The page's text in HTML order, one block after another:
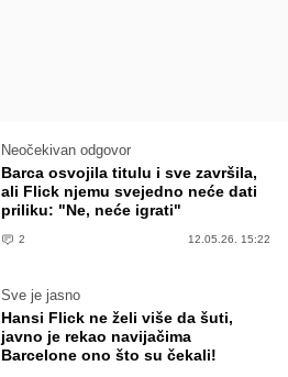
Neočekivan odgovor
Barca osvojila titulu i sve završila,
ali Flick njemu svejedno neće dati
priliku: "Ne, neće igrati"
2 12.05.26. 15:22
Sve je jasno
Hansi Flick ne želi više da šuti,
javno je rekao navijačima
Barcelone ono što su čekali!